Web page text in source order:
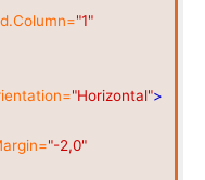
"1"
"Horizontal">
"-2,0"